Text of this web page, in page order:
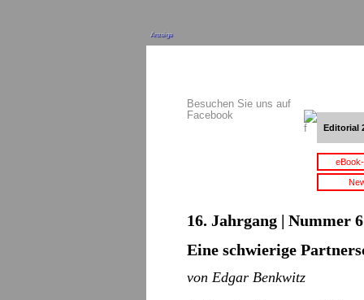
Anzeige
Besuchen Sie uns auf
Facebook
Editorial
16. Jahrgang | Nummer
Eine schwierige
von Edgar Benkwitz